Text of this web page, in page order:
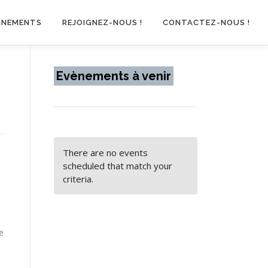
REJOIGNEZ-NOUS ! CONTACTEZ-NOUS !
Evènements à venir
There are no events
scheduled that match your
criteria.